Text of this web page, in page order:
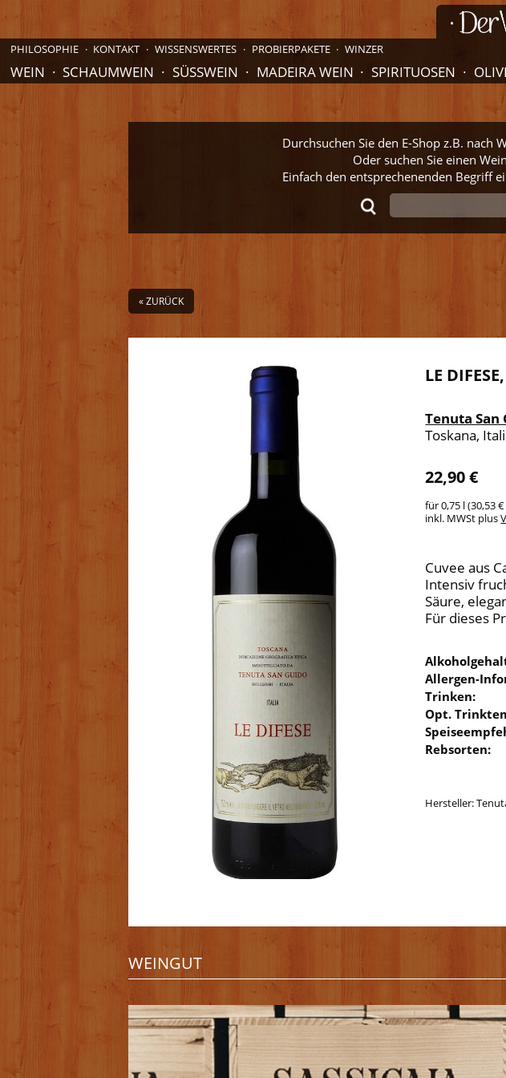
PHILOSOPHIE KONTAKT WISSENSWERTES PROBIERPAKETE WINZER
WEIN SCHAUMWEIN SÜSSWEIN MADEIRA WEIN SPIRITUOSEN
Durchsuchen Sie den E-Shop z.B. nach
Oder suchen Sie einen
Einfach den entsprechenenden Begriff
« ZURÜCK
LE
Tenuta San
Toskana,
22,90 €
für 0,75 l (30,53
inkl. MWSt plus
Cuvee aus
Intensiv
Säure,
Für dieses
Allergen-
Trinken:
Opt.
Rebsorten:
Hersteller:
WEINGUT